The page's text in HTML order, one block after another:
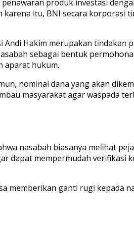
produk investasi
itu, BNI secara korporasi
Hakim merupakan tindakan
sebagai bentuk
aparat hukum.
nominal dana yang akan
masyarakat agar waspada
nasabah biasanya melihat
dapat mempermudah verifikasi
memberikan ganti rugi kepada